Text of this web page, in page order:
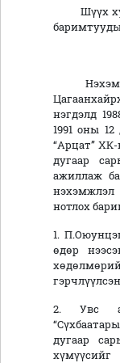
Шүүх
нэгдэлд
1991 оны 12
“Арцат” ХК-
дугаар
ажиллаж
нотлох
1.
өдөр
2. Увс
дугаар